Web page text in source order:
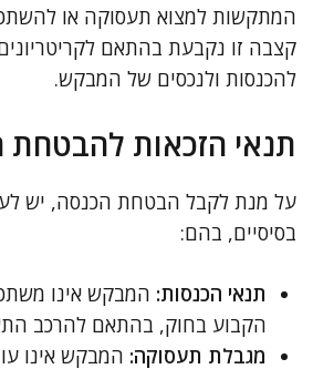
המתקשות למצוא תעסוקה או
קצבה זו נקבעת בהתאם
להכנסות ולנכסים של המבקש.
תנאי הזכאות להבטחת
על מנת לקבל הבטחת הכנסה, יש
בסיסיים, בהם:
תנאי הכנסות: המבקש אינו
הקבוע בחוק, בהתאם להרכב
מגבלת תעסוקה: המבקש אינו